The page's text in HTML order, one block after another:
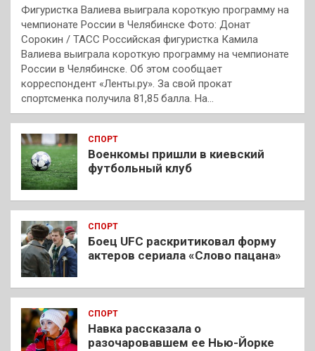
Фигуристка Валиева выиграла короткую программу на
чемпионате России в Челябинске Фото: Донат
Сорокин / ТАСС Российская фигуристка Камила
Валиева выиграла короткую программу на чемпионате
России в Челябинске. Об этом сообщает
корреспондент «Ленты.ру». За свой прокат
спортсменка получила 81,85 балла. На…
СПОРТ
Военкомы пришли в киевский
футбольный клуб
СПОРТ
Боец UFC раскритиковал форму
актеров сериала «Слово пацана»
СПОРТ
Навка рассказала о
разочаровавшем ее Нью-Йорке